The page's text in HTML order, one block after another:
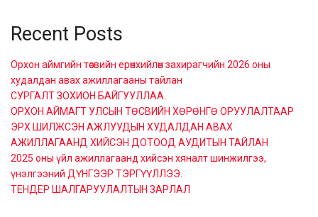
Recent Posts
Орхон аймгийн төсвийн ерөнхийлөн захирагчийн 2026 оны
худалдан авах ажиллагааны тайлан
СУРГАЛТ ЗОХИОН БАЙГУУЛЛАА.
ОРХОН АЙМАГТ УЛСЫН ТӨСВИЙН ХӨРӨНГӨ ОРУУЛАЛТААР
ЭРХ ШИЛЖСЭН АЖЛУУДЫН ХУДАЛДАН АВАХ
АЖИЛЛАГААНД ХИЙСЭН ДОТООД АУДИТЫН ТАЙЛАН
2025 оны үйл ажиллагаанд хийсэн хяналт шинжилгээ,
үнэлгээний ДҮНГЭЭР ТЭРГҮҮЛЛЭЭ.
ТЕНДЕР ШАЛГАРУУЛАЛТЫН ЗАРЛАЛ